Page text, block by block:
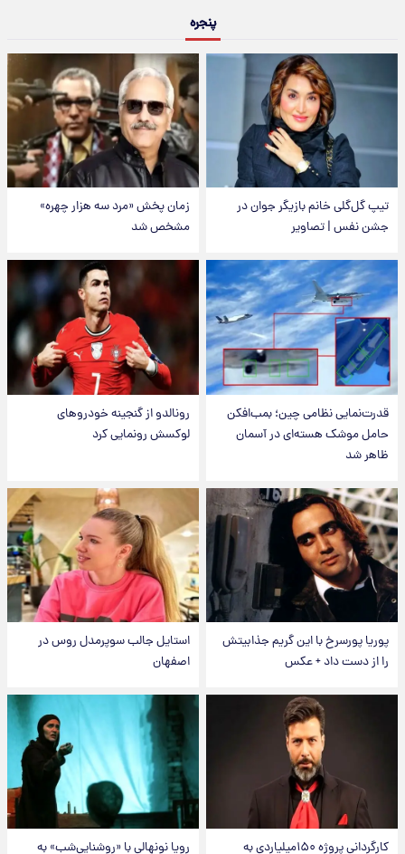
پنجره
تیپ گل‌گلی خانم بازیگر جوان در
جشن نفس | تصاویر
زمان پخش «مرد سه هزار چهره»
مشخص شد
قدرت‌نمایی نظامی چین؛ بمب‌افکن
حامل موشک هسته‌ای در آسمان
ظاهر شد
رونالدو از گنجینه خودروهای
لوکسش رونمایی کرد
پوریا پورسرخ با این گریم جذابیتش
را از دست داد + عکس
استایل جالب سوپرمدل روس در
اصفهان
کارگردانی پروژه ۱۵۰میلیاردی به
رویا نونهالی با «روشنایی‌شب» به